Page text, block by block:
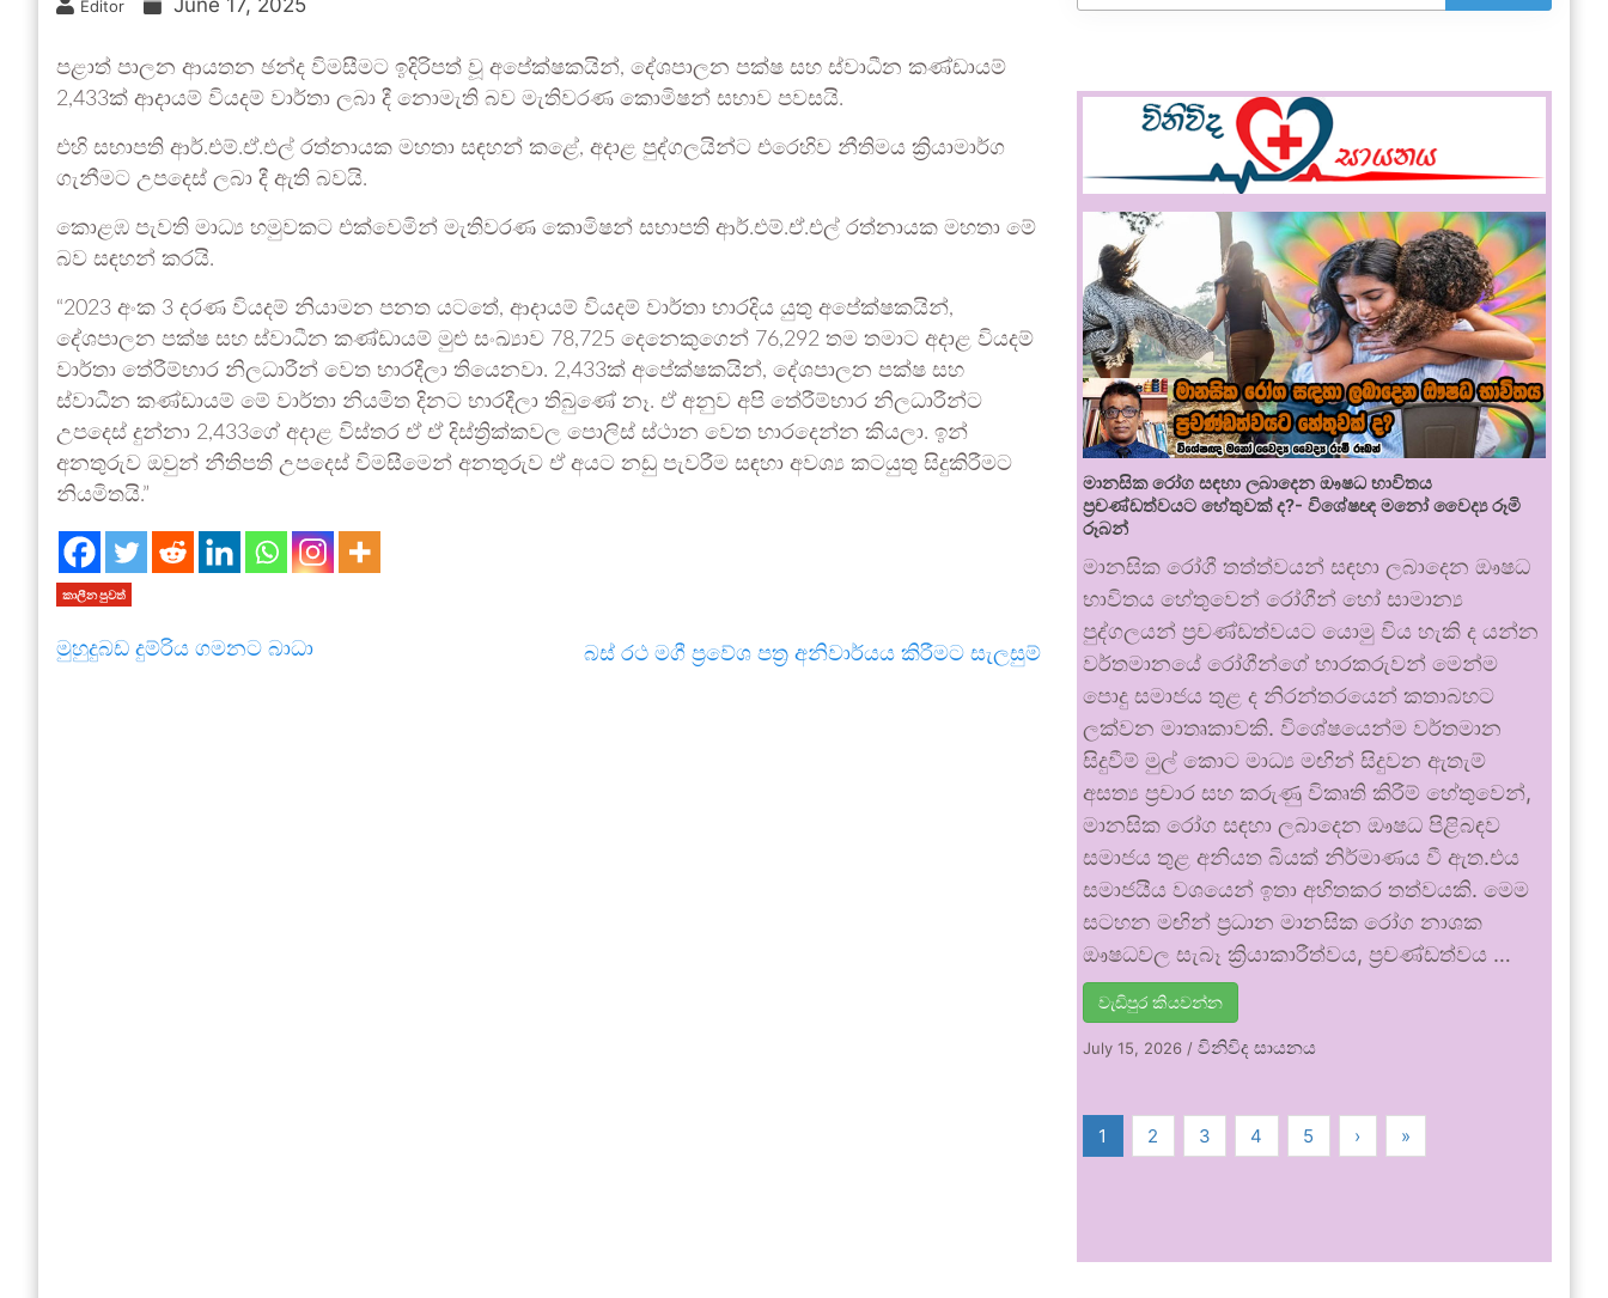
Editor June 17, 2025
පළාත් පාලන ආයතන ඡන්ද විමසීමට ඉදිරිපත් වූ අපේක්ෂකයින්, දේශපාලන පක්ෂ සහ ස්වාධීන කණ්ඩායම්
2,433ක් ආදායම් වියදම් වාර්තා ලබා දී නොමැති බව මැතිවරණ කොමිෂන් සභාව පවසයි.
එහි සභාපති ආර්.එම්.ඒ.එල් රත්නායක මහතා සඳහන් කළේ, අදාළ පුද්ගලයින්ට එරෙහිව නීතිමය ක්‍රියාමාර්ග
ගැනීමට උපදෙස් ලබා දී ඇති බවයි.
කොළඹ පැවති මාධ්‍ය හමුවකට එක්වෙමින් මැතිවරණ කොමිෂන් සභාපති ආර්.එම්.ඒ.එල් රත්නායක මහතා මේ
බව සඳහන් කරයි.
“2023 අංක 3 දරණ වියදම් නියාමන පනත යටතේ, ආදායම් වියදම් වාර්තා භාරදිය යුතු අපේක්ෂකයින්,
දේශපාලන පක්ෂ සහ ස්වාධීන කණ්ඩායම් මුළු සංඛ්‍යාව 78,725 දෙනෙකුගෙන් 76,292 තම තමාට අදාළ වියදම්
වාර්තා තේරීම්භාර නිලධාරීන් වෙත භාරදීලා තියෙනවා. 2,433ක් අපේක්ෂකයින්, දේශපාලන පක්ෂ සහ
ස්වාධීන කණ්ඩායම් මේ වාර්තා නියමිත දිනට භාරදීලා තිබුණේ නෑ. ඒ අනුව අපි තේරීම්භාර නිලධාරීන්ට
උපදෙස් දුන්නා 2,433ගේ අදාළ විස්තර ඒ ඒ දිස්ත්‍රික්කවල පොලිස් ස්ථාන වෙත භාරදෙන්න කියලා. ඉන්
අනතුරුව ඔවුන් නීතිපති උපදෙස් විමසීමෙන් අනතුරුව ඒ අයට නඩු පැවරීම සඳහා අවශ්‍ය කටයුතු සිදුකිරීමට
නියමිතයි.”
කාලීන පුවත්
මුහුදුබඩ දුම්රිය ගමනට බාධා බස් රථ මගී ප්‍රවේශ පත්‍ර අනිවාර්යය කිරීමට සැලසුම්
මානසික රෝග සඳහා ලබාදෙන ඖෂධ භාවිතය
ප්‍රචණ්ඩත්වයට හේතුවක් ද?- විශේෂඥ මනෝ වෛද්‍ය රූමි
රූබන්
මානසික රෝගී තත්ත්වයන් සඳහා ලබාදෙන ඖෂධ
භාවිතය හේතුවෙන් රෝගීන් හෝ සාමාන්‍ය
පුද්ගලයන් ප්‍රචණ්ඩත්වයට යොමු විය හැකි ද යන්න
වර්තමානයේ රෝගීන්ගේ භාරකරුවන් මෙන්ම
පොදු සමාජය තුළ ද නිරන්තරයෙන් කතාබහට
ලක්වන මාතෘකාවකි. විශේෂයෙන්ම වර්තමාන
සිදුවීම් මුල් කොට මාධ්‍ය මඟින් සිදුවන ඇතැම්
අසත්‍ය ප්‍රචාර සහ කරුණු විකෘති කිරීම් හේතුවෙන්,
මානසික රෝග සඳහා ලබාදෙන ඖෂධ පිළිබඳව
සමාජය තුළ අනියත බියක් නිර්මාණය වී ඇත.එය
සමාජයීය වශයෙන් ඉතා අහිතකර තත්වයකි. මෙම
සටහන මඟින් ප්‍රධාන මානසික රෝග නාශක
ඖෂධවල සැබෑ ක්‍රියාකාරීත්වය, ප්‍රචණ්ඩත්වය …
වැඩිපුර කියවන්න
July 15, 2026 /විනිවිද සායනය
1 2 3 4 5 › »